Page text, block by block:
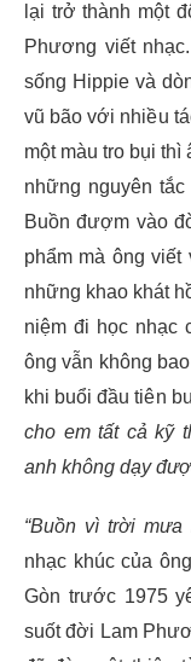
lại trở thành một
Phương viết
sống Hippie và
vũ bão với nhiều
một màu tro bụi
những nguyên
Buồn đượm vào
phẩm mà ông viết
những khao khát
niệm đi học nhạc
ông vẫn không
khi buổi đầu tiên
cho em tất cả kỹ
anh không dạy
“Buồn vì trời mưa
nhạc khúc của
Gòn trước 1975
suốt đời Lam